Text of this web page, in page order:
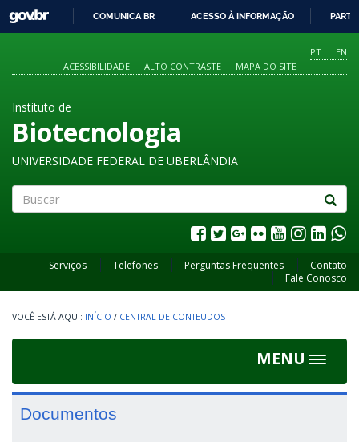
O
CONTEÚDO
GOVBR
COMUNICA BR ACESSO À INFORMAÇÃO
PT
EN
ACESSIBILIDADE
ALTO CONTRASTE MAPA DO SITE
Instituto de
Biotecnologia
UNIVERSIDADE FEDERAL DE UBERLÂNDIA
Serviços Telefones Perguntas Frequentes
Contato
Fale Conosco
INÍCIO / CENTRAL DE CONTEUDOS
MENU
Toggle
Documentos